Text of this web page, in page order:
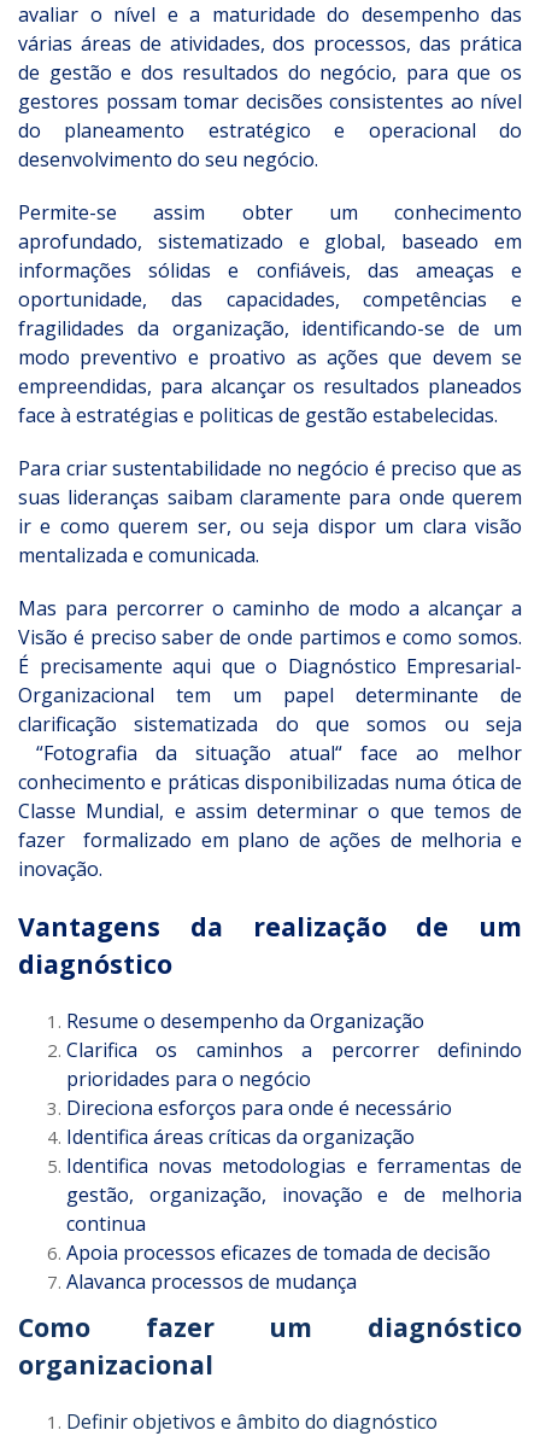
avaliar o nível e a maturidade do desempenho das
várias áreas de atividades, dos processos, das prática
de gestão e dos resultados do negócio, para que os
gestores possam tomar decisões consistentes ao nível
do planeamento estratégico e operacional do
desenvolvimento do seu negócio.
Permite-se assim obter um conhecimento
aprofundado, sistematizado e global, baseado em
informações sólidas e confiáveis, das ameaças e
oportunidade, das capacidades, competências e
fragilidades da organização, identificando-se de um
modo preventivo e proativo as ações que devem se
empreendidas, para alcançar os resultados planeados
face à estratégias e politicas de gestão estabelecidas.
Para criar sustentabilidade no negócio é preciso que as
suas lideranças saibam claramente para onde querem
ir e como querem ser, ou seja dispor um clara visão
mentalizada e comunicada.
Mas para percorrer o caminho de modo a alcançar a
Visão é preciso saber de onde partimos e como somos.
É precisamente aqui que o Diagnóstico Empresarial-
Organizacional tem um papel determinante de
clarificação sistematizada do que somos ou seja
“Fotografia da situação atual“ face ao melhor
conhecimento e práticas disponibilizadas numa ótica de
Classe Mundial, e assim determinar o que temos de
fazer formalizado em plano de ações de melhoria e
inovação.
Vantagens da realização de um
diagnóstico
Resume o desempenho da Organização
Clarifica os caminhos a percorrer
definindo
prioridades para o negócio
Direciona esforços para onde é necessário
Identifica áreas críticas da organização
Identifica novas metodologias e ferramentas de
gestão, organização, inovação e de melhoria
continua
Apoia processos eficazes de tomada de decisão
Alavanca processos de mudança
Como fazer um diagnóstico
organizacional
Definir objetivos e âmbito do diagnóstico